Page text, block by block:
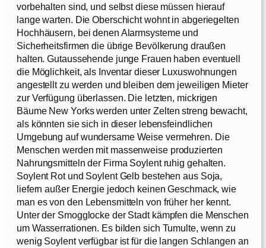
vorbehalten sind, und selbst diese müssen hierauf
lange warten. Die Oberschicht wohnt in abgeriegelten
Hochhäusern, bei denen Alarmsysteme und
Sicherheitsfirmen die übrige Bevölkerung draußen
halten. Gutaussehende junge Frauen haben eventuell
die Möglichkeit, als Inventar dieser Luxuswohnungen
angestellt zu werden und bleiben dem jeweiligen Mieter
zur Verfügung überlassen. Die letzten, mickrigen
Bäume New Yorks werden unter Zelten streng bewacht,
als könnten sie sich in dieser lebensfeindlichen
Umgebung auf wundersame Weise vermehren. Die
Menschen werden mit massenweise produzierten
Nahrungsmitteln der Firma Soylent ruhig gehalten.
Soylent Rot und Soylent Gelb bestehen aus Soja,
liefern außer Energie jedoch keinen Geschmack, wie
man es von den Lebensmitteln von früher her kennt.
Unter der Smogglocke der Stadt kämpfen die Menschen
um Wasserrationen. Es bilden sich Tumulte, wenn zu
wenig Soylent verfügbar ist für die langen Schlangen an